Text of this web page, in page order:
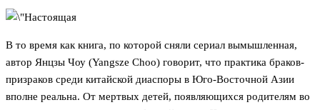
В то время как книга, по которой сняли сериал вымышленная,
автор Янцзы Чоу (Yangsze Choo) говорит, что практика браков-
призраков среди китайской диаспоры в Юго-Восточной Азии
вполне реальна. От мертвых детей, появляющихся родителям во